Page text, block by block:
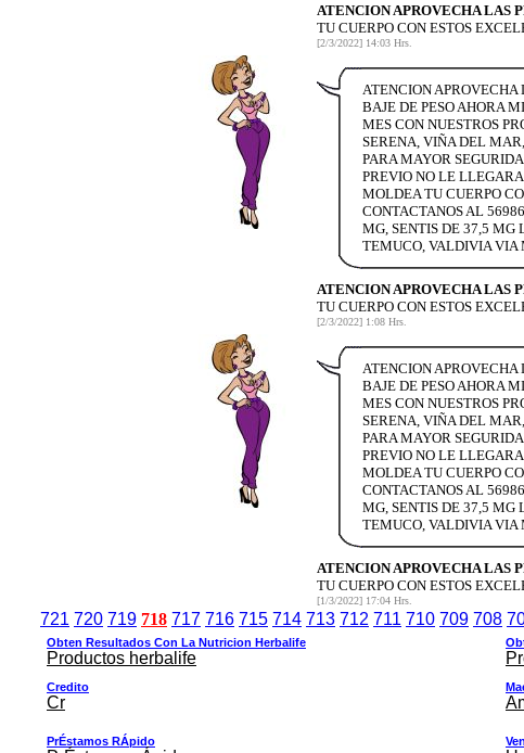
ATENCION APROVECHA LAS
TU CUERPO CON ESTOS
[2/3/2022] 14:03 Hrs.
ATENCION APROVECHA
BAJE DE PESO AHORA
MES CON NUESTROS
SERENA, VIÑA DEL
PARA MAYOR
PREVIO NO LE
MOLDEA TU CUERPO
CONTACTANOS AL
MG, SENTIS DE 37,5 MG
TEMUCO, VALDIVIA VIA
ATENCION APROVECHA LAS
TU CUERPO CON ESTOS
[2/3/2022] 1:08 Hrs.
ATENCION APROVECHA
BAJE DE PESO AHORA
MES CON NUESTROS
SERENA, VIÑA DEL
PARA MAYOR
PREVIO NO LE
MOLDEA TU CUERPO
CONTACTANOS AL
MG, SENTIS DE 37,5 MG
TEMUCO, VALDIVIA VIA
ATENCION APROVECHA LAS
TU CUERPO CON ESTOS
[1/3/2022] 17:04 Hrs.
721 720 719 718 717 716 715 714 713 712 711 710 709 708
Obten Resultados Con La Nutricion Herbalife
Productos herbalife
Credito
Cr
PrÉstamos RÁpido